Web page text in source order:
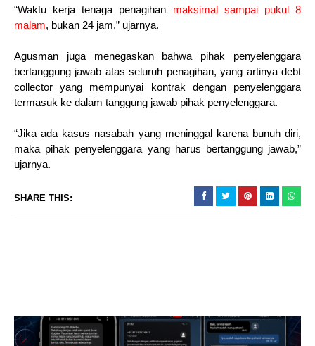
“Waktu kerja tenaga penagihan maksimal sampai pukul 8
malam, bukan 24 jam,” ujarnya.
Agusman juga menegaskan bahwa pihak penyelenggara
bertanggung jawab atas seluruh penagihan, yang artinya debt
collector yang mempunyai kontrak dengan penyelenggara
termasuk ke dalam tanggung jawab pihak penyelenggara.
“Jika ada kasus nasabah yang meninggal karena bunuh diri,
maka pihak penyelenggara yang harus bertanggung jawab,”
ujarnya.
SHARE THIS: